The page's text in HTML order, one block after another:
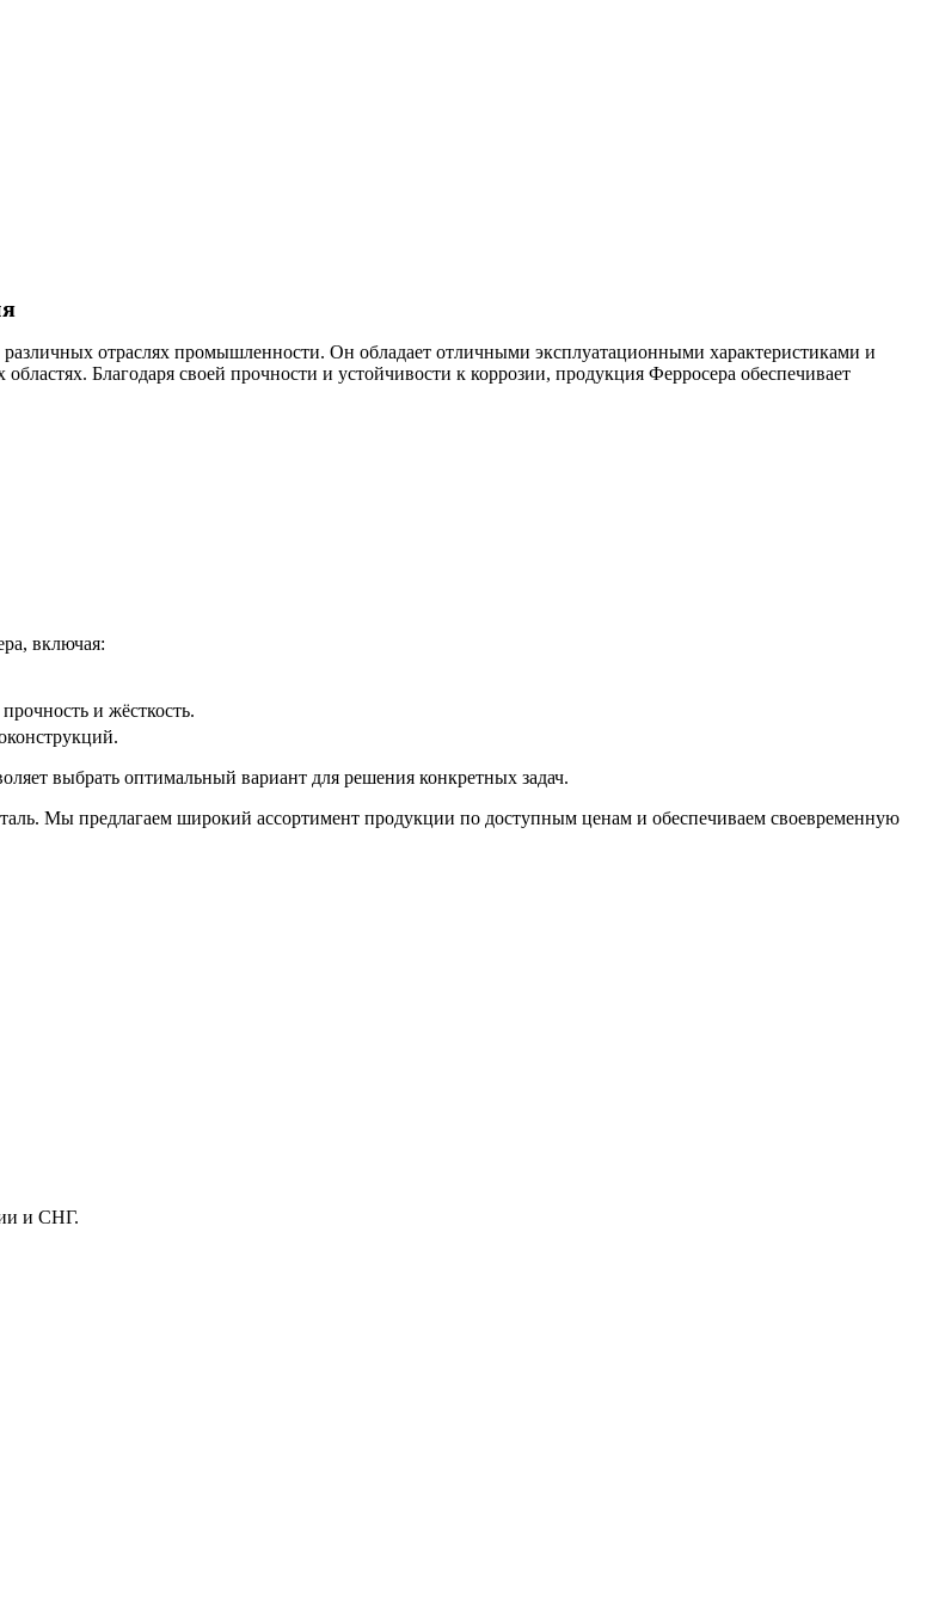
отраслях промышленности. Он обладает отличными эксплуатационными характеристиками и
Благодаря своей прочности и устойчивости к коррозии, продукция Ферросера обеспечивает
включая:
и жёсткость.
выбрать оптимальный вариант для решения конкретных задач.
Мы предлагаем широкий ассортимент продукции по доступным ценам и обеспечиваем своевременную
и СНГ.